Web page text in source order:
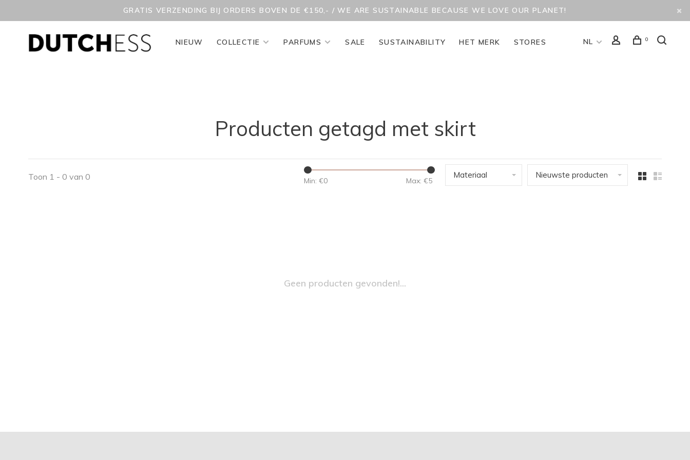
GRATIS VERZENDING BIJ ORDERS BOVEN DE €150,- / WE ARE SUSTAINABLE BECAUSE WE LOVE OUR PLANET!
NIEUW COLLECTIE PARFUMS SALE SUSTAINABILITY HET MERK STORES NL 0
Producten getagd met skirt
Toon 1 - 0 van 0 Min: €0 Max: €5
Materiaal Nieuwste producten
Geen producten gevonden!...